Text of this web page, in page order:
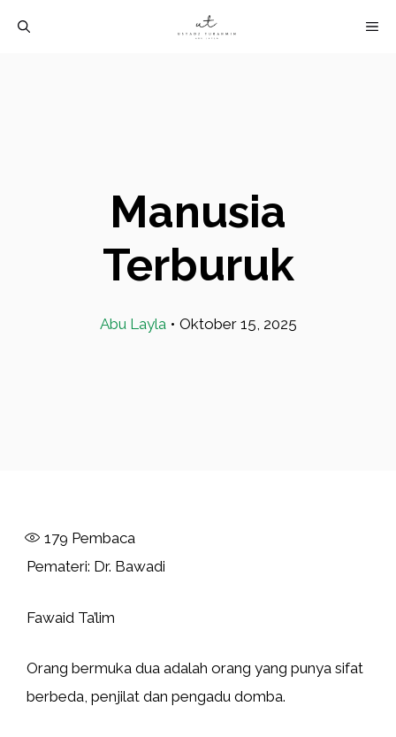
Manusia
Terburuk
Abu Layla • Oktober 15, 2025
179 Pembaca
Pemateri: Dr. Bawadi
Fawaid Ta’lim
Orang bermuka dua adalah orang yang punya sifat
berbeda, penjilat dan pengadu domba.